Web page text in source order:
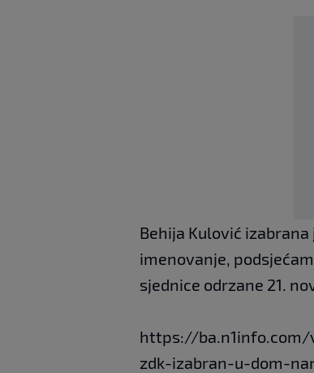
Behija Kulović
imenovanje,
sjednice odrzane 21.
https://
zdk-izabran-u-dom-